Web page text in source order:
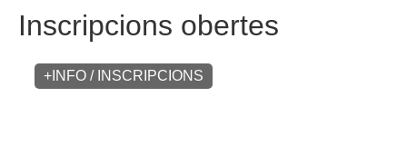
Inscripcions obertes
+INFO / INSCRIPCIONS